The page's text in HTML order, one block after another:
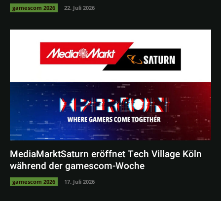
gamescom 2026 22. Juli 2026
MediaMarktSaturn eröffnet Tech Village Köln
während der gamescom-Woche
gamescom 2026 17. Juli 2026